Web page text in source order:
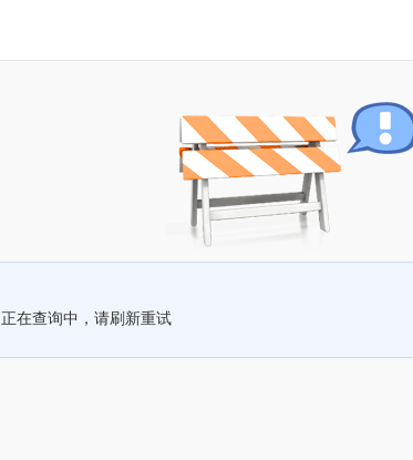
正在查询中，请刷新重试